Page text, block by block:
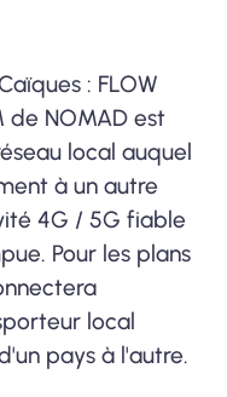
: FLOW
de NOMAD est
local auquel
à un autre
4G / 5G fiable
Pour les plans
local
pays à l'autre.